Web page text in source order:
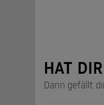
HAT DIR
Dann gefällt